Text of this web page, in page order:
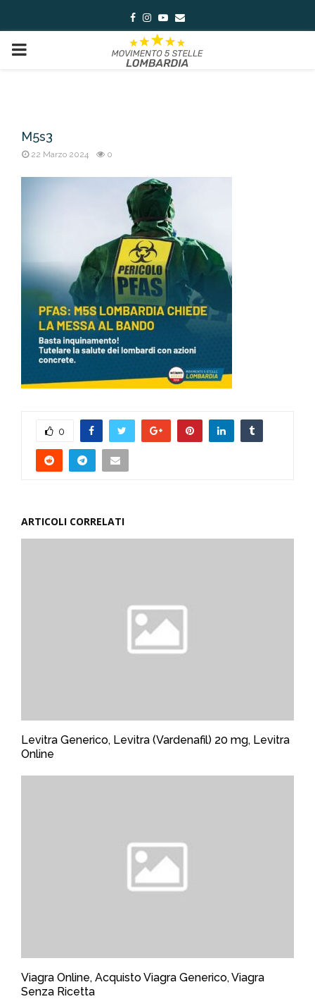
Facebook
Instagram
Youtube
Email
PRIMARY
M5s3
22 Marzo 2024 0
0
ARTICOLI CORRELATI
Levitra Generico, Levitra (Vardenafil) 20 mg, Levitra
Online
Viagra Online, Acquisto Viagra Generico, Viagra
Senza Ricetta